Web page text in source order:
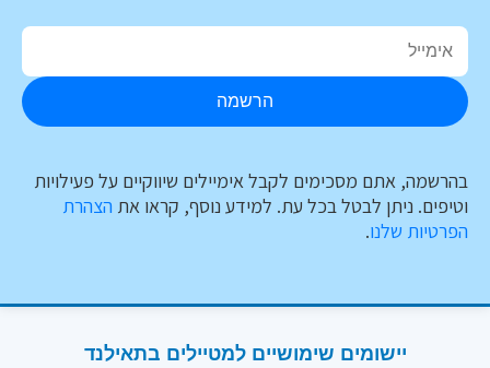
הרשמה
בהרשמה, אתם מסכימים לקבל אימיילים שיווקיים על פעילויות
וטיפים. ניתן לבטל בכל עת. למידע נוסף, קראו את הצהרת
הפרטיות שלנו.
יישומים שימושיים למטיילים בתאילנד